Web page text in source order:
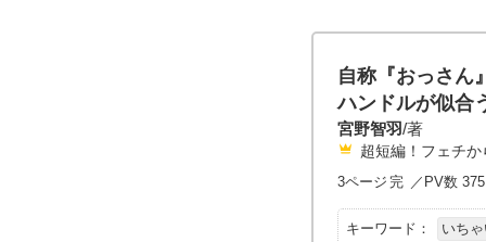
自称『おっさん
ハンドルが似合
宮野智羽/著
超短編！フェチ
3ページ 完 ／PV数
キーワード： いち